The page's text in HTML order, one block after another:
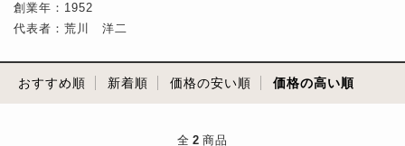
創業年：1952
代表者：荒川 洋二
おすすめ順 新着順 価格の安い順 価格の高い順
全 2 商品